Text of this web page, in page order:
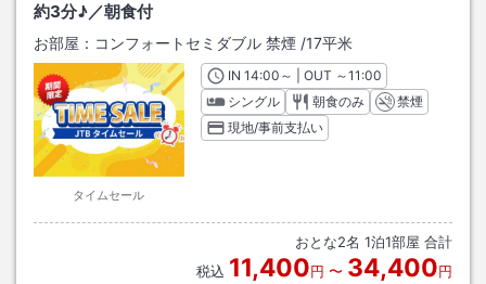
約3分♪／朝食付
お部屋： コンフォートセミダブル 禁煙 /17平米
タイムセール
INチェックイン
14:00 ～ | OUT チェックアウト
～11:00
シングル
朝食のみ
禁煙
現地/事前支払い
おとな2名 1泊1部屋 合計
税込 11,400円 〜 34,400円